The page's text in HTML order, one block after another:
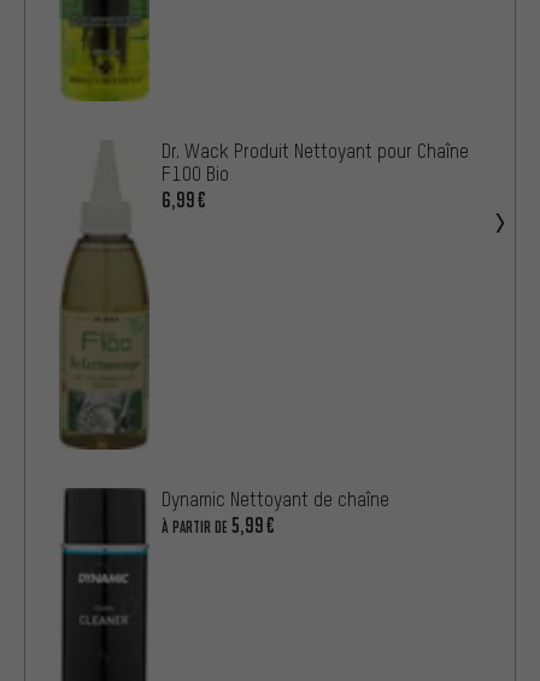
Dr. Wack Produit Nettoyant pour Chaîne
F100 Bio
6,99€
Dynamic Nettoyant de chaîne
À PARTIR DE 5,99€